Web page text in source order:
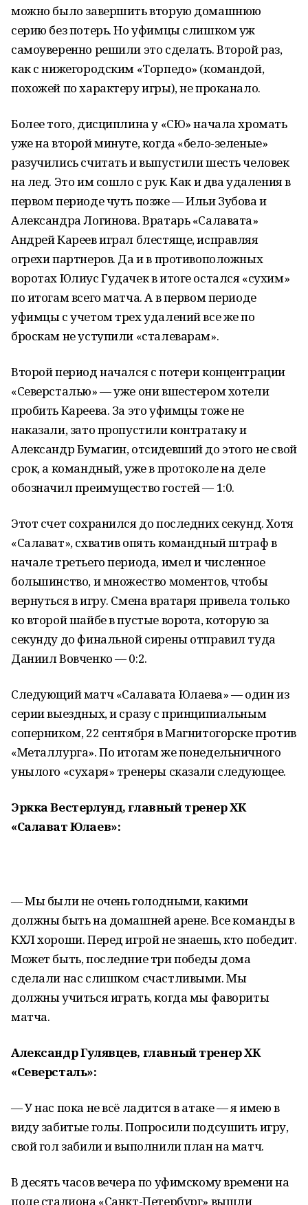
можно было завершить вторую домашнюю
серию без потерь. Но уфимцы слишком уж
самоуверенно решили это сделать. Второй раз,
как с нижегородским «Торпедо» (командой,
похожей по характеру игры), не проканало.
Более того, дисциплина у «СЮ» начала хромать
уже на второй минуте, когда «бело-зеленые»
разучились считать и выпустили шесть человек
на лед. Это им сошло с рук. Как и два удаления в
первом периоде чуть позже — Ильи Зубова и
Александра Логинова. Вратарь «Салавата»
Андрей Кареев играл блестяще, исправляя
огрехи партнеров. Да и в противоположных
воротах Юлиус Гудачек в итоге остался «сухим»
по итогам всего матча. А в первом периоде
уфимцы с учетом трех удалений все же по
броскам не уступили «сталеварам».
Второй период начался с потери концентрации
«Северсталью» — уже они вшестером хотели
пробить Кареева. За это уфимцы тоже не
наказали, зато пропустили контратаку и
Александр Бумагин, отсидевший до этого не свой
срок, а командный, уже в протоколе на деле
обозначил преимущество гостей — 1:0.
Этот счет сохранился до последних секунд. Хотя
«Салават», схватив опять командный штраф в
начале третьего периода, имел и численное
большинство, и множество моментов, чтобы
вернуться в игру. Смена вратаря привела только
ко второй шайбе в пустые ворота, которую за
секунду до финальной сирены отправил туда
Даниил Вовченко — 0:2.
Следующий матч «Салавата Юлаева» — один из
серии выездных, и сразу с принципиальным
соперником, 22 сентября в Магнитогорске против
«Металлурга». По итогам же понедельничного
унылого «сухаря» тренеры сказали следующее.
Эркка Вестерлунд, главный тренер ХК
«Салават Юлаев»:
— Мы были не очень голодными, какими
должны быть на домашней арене. Все команды в
КХЛ хороши. Перед игрой не знаешь, кто победит.
Может быть, последние три победы дома
сделали нас слишком счастливыми. Мы
должны учиться играть, когда мы фавориты
матча.
Александр Гулявцев, главный тренер ХК
«Северсталь»:
— У нас пока не всё ладится в атаке — я имею в
виду забитые голы. Попросили подсушить игру,
свой гол забили и выполнили план на матч.
В десять часов вечера по уфимскому времени на
поле стадиона «Санкт-Петербург» вышли